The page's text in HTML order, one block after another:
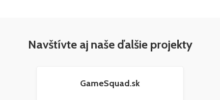
Navštívte aj naše ďalšie projekty
GameSquad.sk